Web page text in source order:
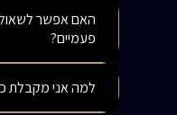
האם אפשר
פעמיים?
למה אני מקבלת